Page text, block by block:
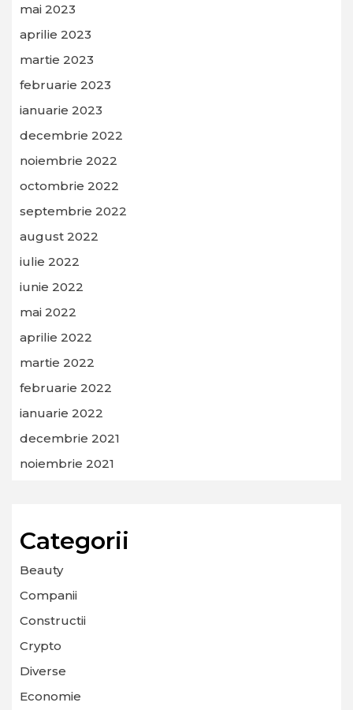
mai 2023
aprilie 2023
martie 2023
februarie 2023
ianuarie 2023
decembrie 2022
noiembrie 2022
octombrie 2022
septembrie 2022
august 2022
iulie 2022
iunie 2022
mai 2022
aprilie 2022
martie 2022
februarie 2022
ianuarie 2022
decembrie 2021
noiembrie 2021
Categorii
Beauty
Companii
Constructii
Crypto
Diverse
Economie